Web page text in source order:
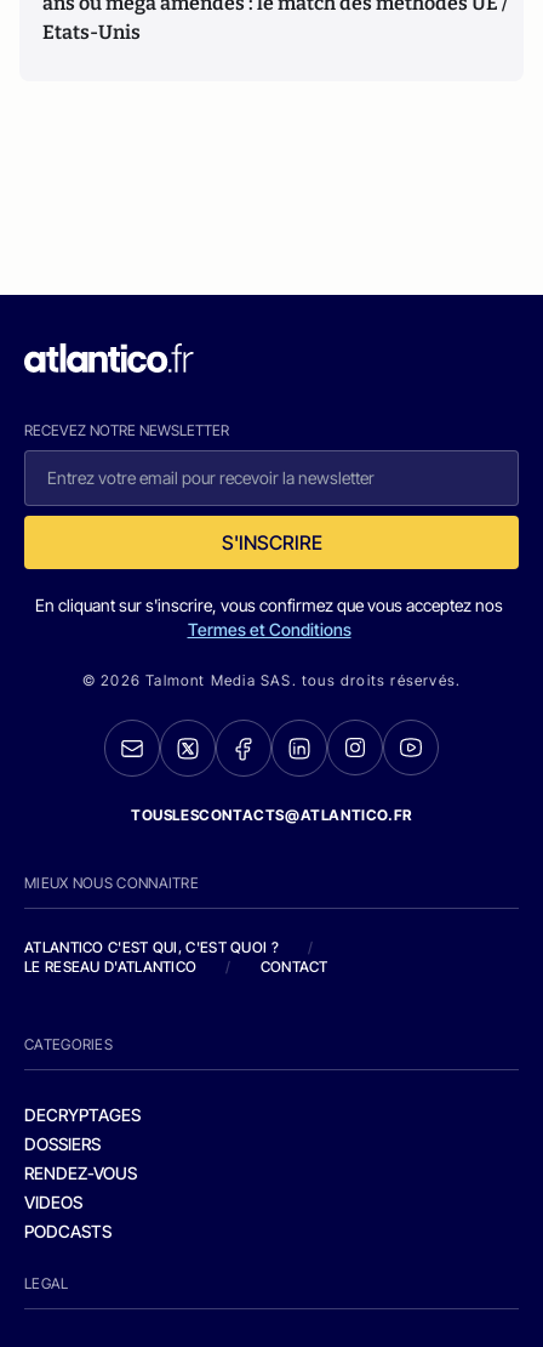
Etats-Unis
RECEVEZ NOTRE NEWSLETTER
S'INSCRIRE
En cliquant sur s'inscrire, vous confirmez que vous acceptez nos
Termes et Conditions
© 2026 Talmont Media SAS. tous droits réservés.
TOUSLESCONTACTS@ATLANTICO.FR
MIEUX NOUS CONNAITRE
ATLANTICO C'EST QUI, C'EST QUOI ?
/
LE RESEAU D'ATLANTICO
/ CONTACT
CATEGORIES
DECRYPTAGES
DOSSIERS
RENDEZ-VOUS
VIDEOS
PODCASTS
LEGAL